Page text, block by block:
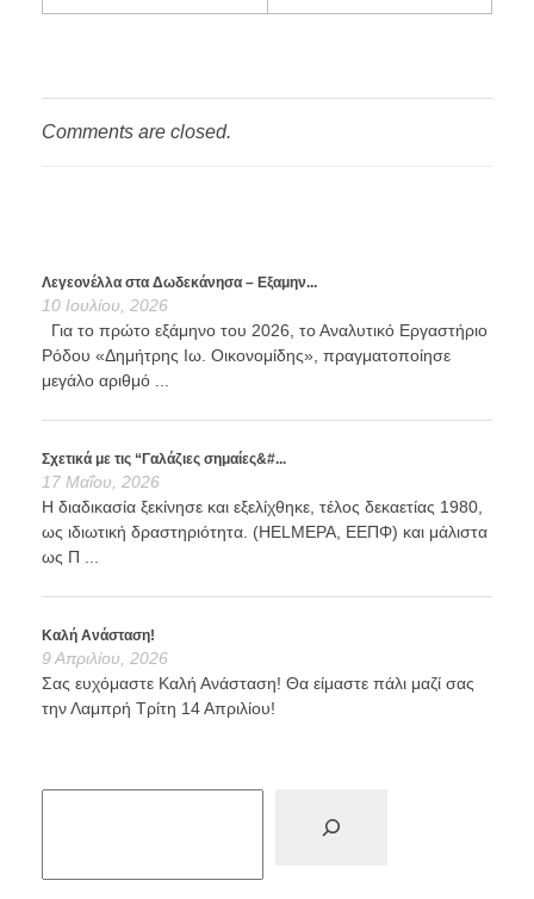
Comments are closed.
Λεγεονέλλα στα Δωδεκάνησα – Εξαμην...
10 Ιουλίου, 2026
Για το πρώτο εξάμηνο του 2026, το Αναλυτικό Εργαστήριο
Ρόδου «Δημήτρης Ιω. Οικονομίδης», πραγματοποίησε
μεγάλο αριθμό ...
Σχετικά με τις “Γαλάζιες σημαίες&#...
17 Μαΐου, 2026
Η διαδικασία ξεκίνησε και εξελίχθηκε, τέλος δεκαετίας 1980,
ως ιδιωτική δραστηριότητα. (HELMEPA, ΕΕΠΦ) και μάλιστα
ως Π ...
Καλή Ανάσταση!
9 Απριλίου, 2026
Σας ευχόμαστε Καλή Ανάσταση! Θα είμαστε πάλι μαζί σας
την Λαμπρή Τρίτη 14 Απριλίου!